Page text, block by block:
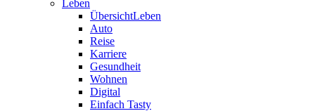
Leben
ÜbersichtLeben
Auto
Reise
Karriere
Gesundheit
Wohnen
Digital
Einfach Tasty